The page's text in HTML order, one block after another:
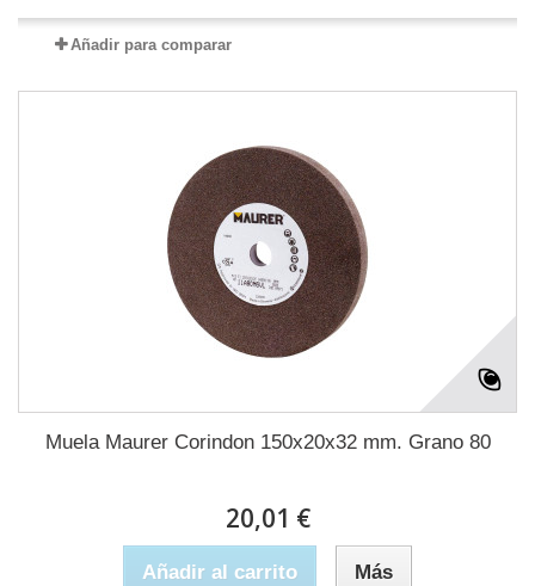
Añadir para comparar
Muela Maurer Corindon 150x20x32 mm. Grano 80
20,01 €
Añadir al carrito Más